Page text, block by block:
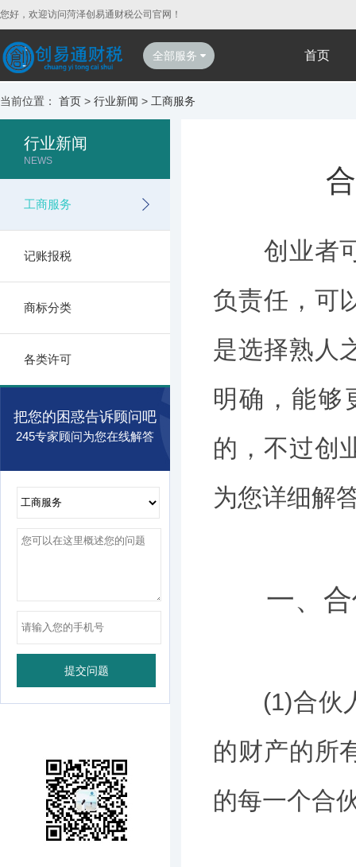
您好，欢迎访问菏泽创易通财税公司官网！
全部服务 首页
当前位置： 首页 > 行业新闻 > 工商服务
行业新闻
NEWS
工商服务
记账报税
商标分类
各类许可
把您的困惑告诉顾问吧
245专家顾问为您在线解答
创业者可
负责任，可
是选择熟人
明确，能够
的，不过创
为您详细解
一、合
(1)合伙人
的财产的所
的每一个合